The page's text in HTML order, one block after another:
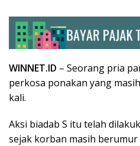
WINNET.ID – Seorang pria
perkosa ponakan yang
kali.
Aksi biadab S itu telah
sejak korban masih berumur